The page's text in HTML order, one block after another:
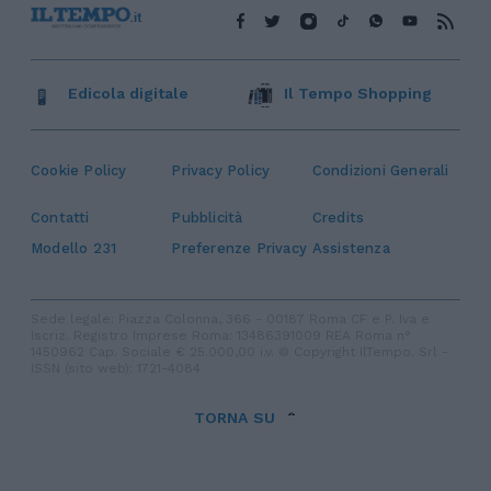
Cookie Policy Privacy Policy Condizioni Generali
Contatti Pubblicità
Credits
Modello 231
Preferenze Privacy Assistenza
Edicola digitale Il Tempo Shopping
TORNA SU